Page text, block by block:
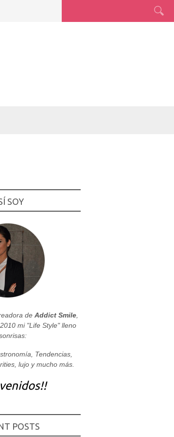
SOY
de Addict Smile
mi "Life Style" lleno
Tendencias,
lujo y mucho más.
POSTS